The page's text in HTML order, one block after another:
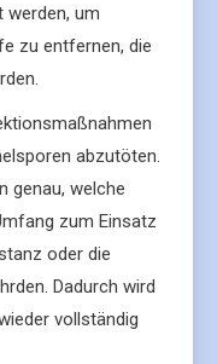
werden, um
zu entfernen, die
abzutöten.
genau, welche
zum Einsatz
oder die
Dadurch wird
vollständig